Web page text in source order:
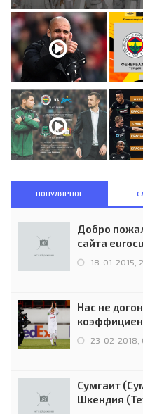
ПОПУЛЯРНОЕ
Добро
сайта
18-01-2015,
Нас не
Россией
23-02-2018,
Сумгаит
Шкендия